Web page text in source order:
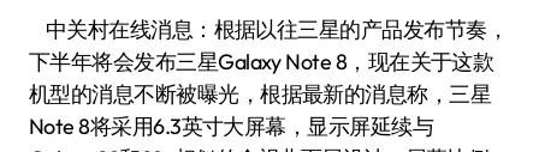
中关村在线消息：根据以往三星的产品发布节奏，
下半年将会发布三星Galaxy Note 8，现在关于这款
机型的消息不断被曝光，根据最新的消息称，三星
Note 8将采用6.3英寸大屏幕，显示屏延续与